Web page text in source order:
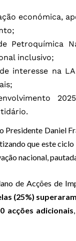
económica,
Petroquímica
inclusivo;
interesse na
Presidente Daniel
que este
nacional,
de Acções de
(25%)
acções adicionais